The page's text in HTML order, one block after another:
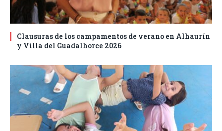
Clausuras de los campamentos de verano en Alhaurín
y Villa del Guadalhorce 2026